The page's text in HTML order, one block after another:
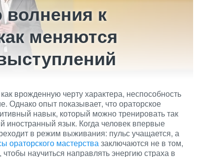
волнения к
меняются
врожденную черту характера, неспособность
Однако опыт показывает, что ораторское
навык, который можно тренировать так
иностранный язык. Когда человек впервые
в режим выживания: пульс учащается, а
ораторского мастерствазаключаются не в том,
научиться направлять энергию страха в